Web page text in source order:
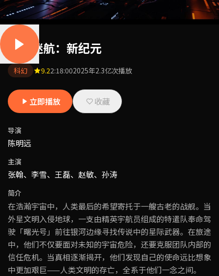
星际迷航：新纪元
科幻 9.22:18:002025年2.3亿次播放
立即播放 收藏
导演
陈明远
主演
张翰、李雪、王磊、赵敏、孙涛
简介
在浩瀚宇宙中，人类最后的希望寄托于一艘古老的战舰。当
外星文明入侵地球，一支由精英宇航员组成的特遣队奉命驾
驶「曙光号」前往银河边缘寻找传说中的星际武器。在旅途
中，他们不仅要面对未知的宇宙危险，还要克服团队内部的
信任危机。当真相逐渐揭开，他们发现自己的使命远比想象
中更加艰巨——人类文明的存亡，全系于他们一念之间。